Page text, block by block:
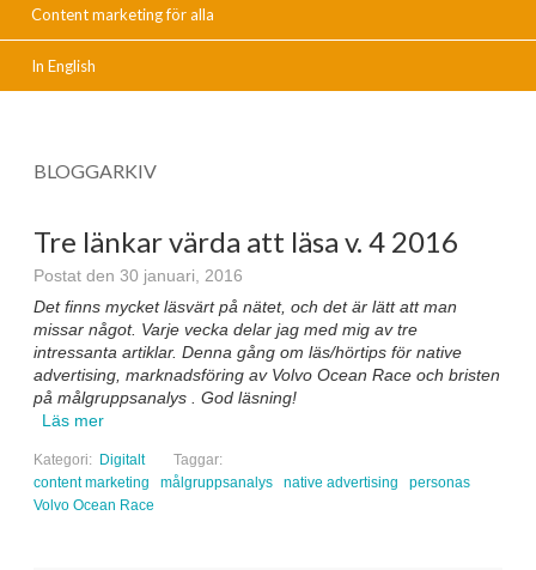
Content marketing för alla
In English
BLOGGARKIV
Tre länkar värda att läsa v. 4 2016
Postat den 30 januari, 2016
Det finns mycket läsvärt på nätet, och det är lätt att man
missar något. Varje vecka delar jag med mig av tre
intressanta artiklar. Denna gång om läs/hörtips för native
advertising, marknadsföring av Volvo Ocean Race och bristen
på målgruppsanalys . God läsning!
Läs mer
Kategori: Digitalt
Taggar:
content marketing
målgruppsanalys native advertising
personas
Volvo Ocean Race